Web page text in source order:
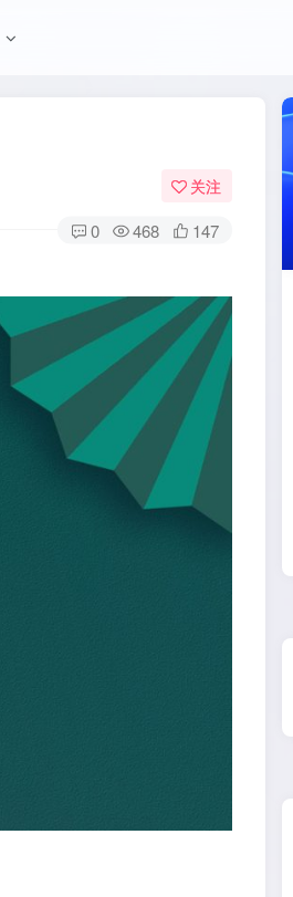
关注
0 468 147